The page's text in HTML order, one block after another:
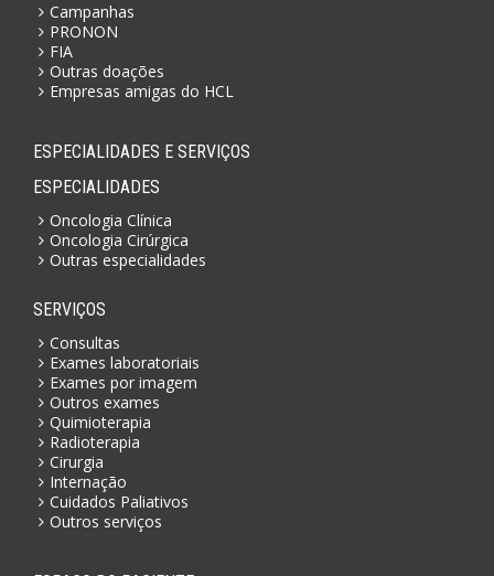
Campanhas
PRONON
FIA
Outras doações
Empresas amigas do HCL
ESPECIALIDADES E SERVIÇOS
ESPECIALIDADES
Oncologia Clínica
Oncologia Cirúrgica
Outras especialidades
SERVIÇOS
Consultas
Exames laboratoriais
Exames por imagem
Outros exames
Quimioterapia
Radioterapia
Cirurgia
Internação
Cuidados Paliativos
Outros serviços